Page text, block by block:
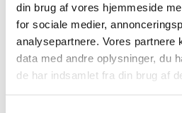
din brug af vores hjemmeside
for sociale medier,
analysepartnere. Vores partnere
data med andre oplysninger, du
de har indsamlet fra din brug af
2. september kl. 19.00-
9. september kl. 19.00-
23. september kl. 19.00-
30. september kl. 19.00-
7. oktober kl. 19.00-20.30